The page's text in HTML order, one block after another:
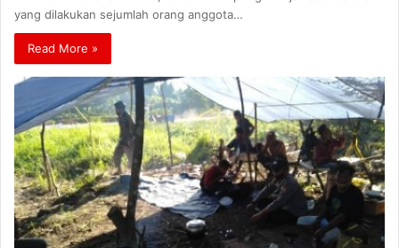
yang dilakukan sejumlah orang anggota…
Read More »